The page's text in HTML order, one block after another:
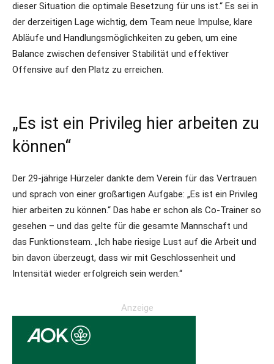
dieser Situation die optimale Besetzung für uns ist.“ Es sei in
der derzeitigen Lage wichtig, dem Team neue Impulse, klare
Abläufe und Handlungsmöglichkeiten zu geben, um eine
Balance zwischen defensiver Stabilität und effektiver
Offensive auf den Platz zu erreichen.
„Es ist ein Privileg hier arbeiten zu
können“
Der 29-jährige Hürzeler dankte dem Verein für das Vertrauen
und sprach von einer großartigen Aufgabe: „Es ist ein Privileg
hier arbeiten zu können.“ Das habe er schon als Co-Trainer so
gesehen – und das gelte für die gesamte Mannschaft und
das Funktionsteam. „Ich habe riesige Lust auf die Arbeit und
bin davon überzeugt, dass wir mit Geschlossenheit und
Intensität wieder erfolgreich sein werden.“
Anzeige